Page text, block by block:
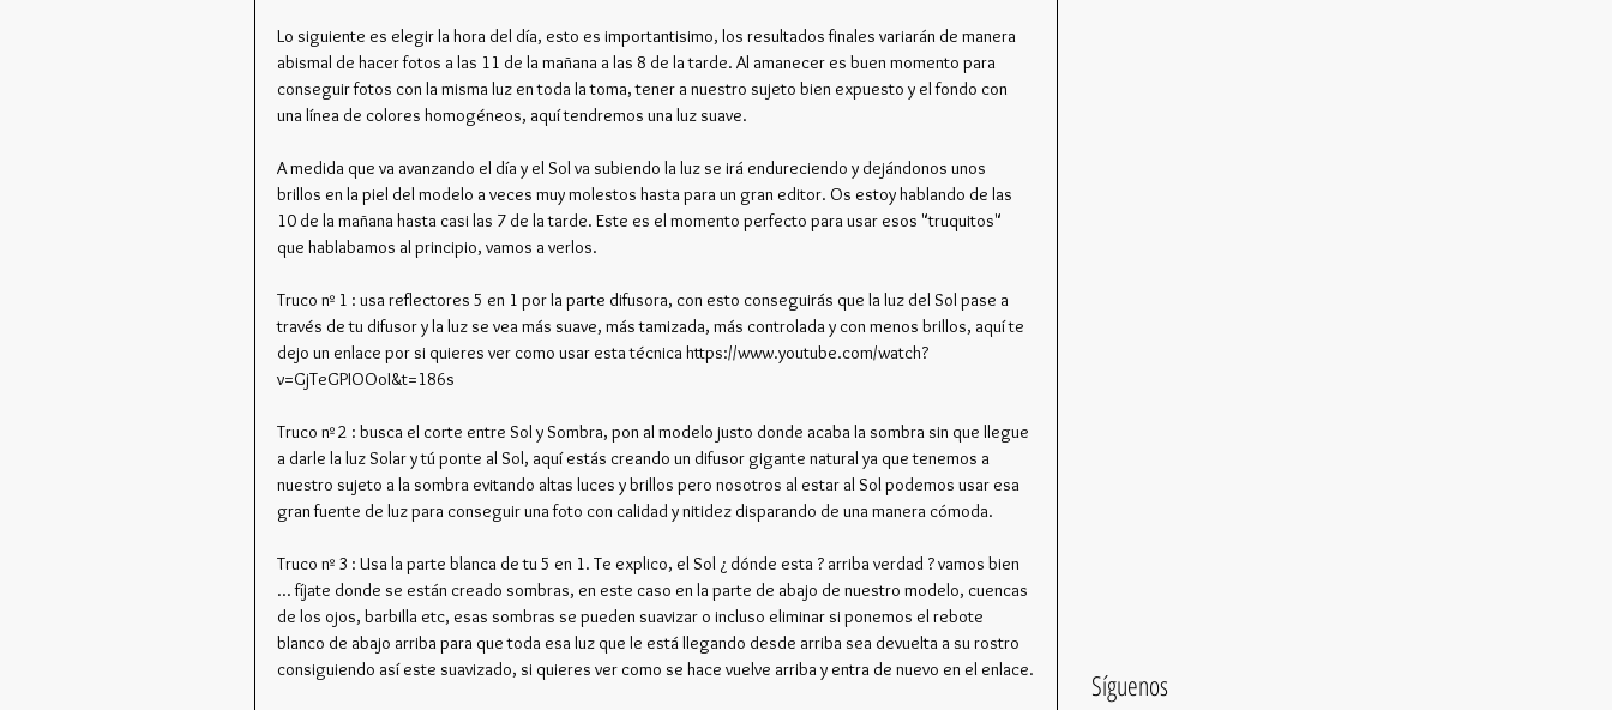
Lo siguiente es elegir la hora del día, esto es importantisimo, los resultados finales variarán de manera
abismal de hacer fotos a las 11 de la mañana a las 8 de la tarde. Al amanecer es buen momento para
conseguir fotos con la misma luz en toda la toma, tener a nuestro sujeto bien expuesto y el fondo con
una línea de colores homogéneos, aquí tendremos una luz suave.
A medida que va avanzando el día y el Sol va subiendo la luz se irá endureciendo y dejándonos unos
brillos en la piel del modelo a veces muy molestos hasta para un gran editor. Os estoy hablando de las
10 de la mañana hasta casi las 7 de la tarde. Este es el momento perfecto para usar esos "truquitos"
que hablabamos al principio, vamos a verlos.
Truco nº 1 : usa reflectores 5 en 1 por la parte difusora, con esto conseguirás que la luz del Sol pase a
través de tu difusor y la luz se vea más suave, más tamizada, más controlada y con menos brillos, aquí te
dejo un enlace por si quieres ver como usar esta técnica https://www.youtube.com/watch?
v=GjTeGPIOOoI&t=186s
Truco nº 2 : busca el corte entre Sol y Sombra, pon al modelo justo donde acaba la sombra sin que llegue
a darle la luz Solar y tú ponte al Sol, aquí estás creando un difusor gigante natural ya que tenemos a
nuestro sujeto a la sombra evitando altas luces y brillos pero nosotros al estar al Sol podemos usar esa
gran fuente de luz para conseguir una foto con calidad y nitidez disparando de una manera cómoda.
Truco nº 3 : Usa la parte blanca de tu 5 en 1. Te explico, el Sol ¿ dónde esta ? arriba verdad ? vamos bien
... fíjate donde se están creado sombras, en este caso en la parte de abajo de nuestro modelo, cuencas
de los ojos, barbilla etc, esas sombras se pueden suavizar o incluso eliminar si ponemos el rebote
blanco de abajo arriba para que toda esa luz que le está llegando desde arriba sea devuelta a su rostro
consiguiendo así este suavizado, si quieres ver como se hace vuelve arriba y entra de nuevo en el enlace.
Síguenos